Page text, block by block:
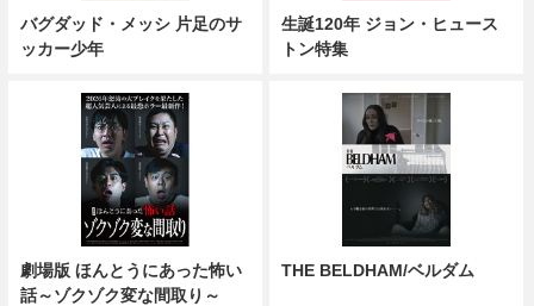
バグダッド・メッシ 片足のサ
ッカー少年
生誕120年 ジョン・ヒュース
トン特集
劇場版 ほんとうにあった怖い
話～ゾクゾク変な間取り～
THE BELDHAM/ベルダム